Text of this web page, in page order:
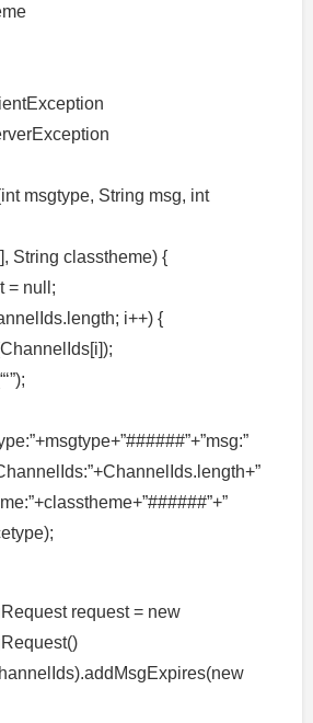
msgtype, String msg, int
String classtheme) {
= null;
i++) {
request = new